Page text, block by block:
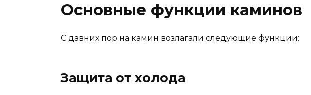
Основные функции каминов
С давних пор на камин возлагали следующие функции:
Защита от холода